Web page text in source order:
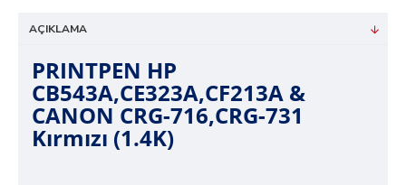
AÇIKLAMA
PRINTPEN HP
CB543A,CE323A,CF213A &
CANON CRG-716,CRG-731
Kırmızı (1.4K)